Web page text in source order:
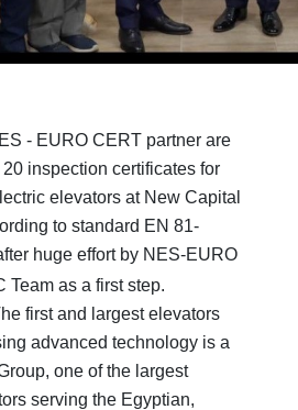
- EURO CERT partner are
inspection certificates for
elevators at New Capital
to standard EN 81-
huge effort by NES-EURO
Team as a first step.
first and largest elevators
advanced technology is a
one of the largest
serving the Egyptian,